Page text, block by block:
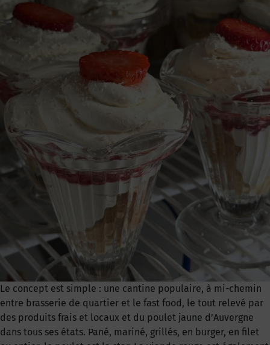
Le concept est simple : une cantine populaire, à mi-chemin
entre brasserie de quartier et le fast food, le tout relevé par
des produits frais et locaux et du poulet jaune d’Auvergne
dans tous ses états. Pané, mariné, grillés, en burger, en filet